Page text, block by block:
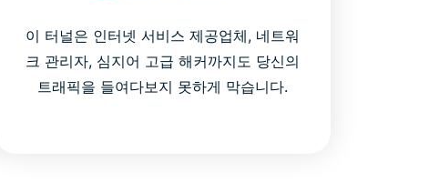
이 터널은 인터넷 서비스 제공업체, 네트워
크 관리자, 심지어 고급 해커까지도 당신의
트래픽을 들여다보지 못하게 막습니다.